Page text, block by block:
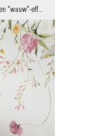
Sommige afbeeldingen zijn bedoeld om een ​​"wauw"-effect aan het interieur toe te voegen en de in...